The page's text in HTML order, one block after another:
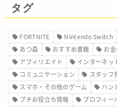
タグ
FORTNITE Nintendo Switch
あつ森
おすすめ書籍 お
アフィリエイト
インターネッ
コミュニケーション
スタッフ
スマホ・その他のゲーム
ハン
プチお役立ち情報
プロフィー